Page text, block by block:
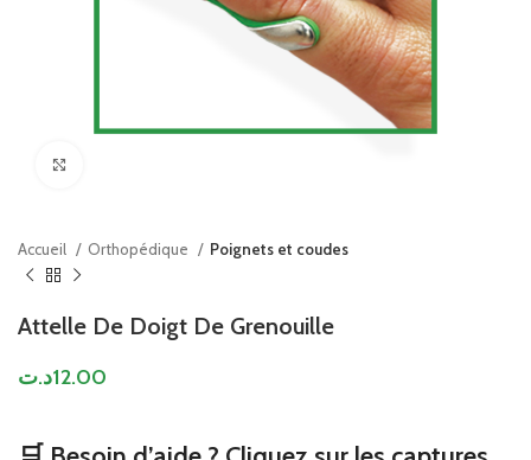
Accueil Orthopédique Poignets et coudes
Attelle De Doigt De Grenouille
12.00د.ت